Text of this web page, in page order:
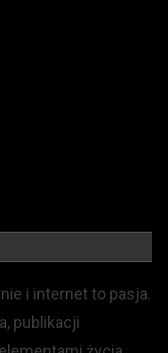
i internet to pasja.
publikacji